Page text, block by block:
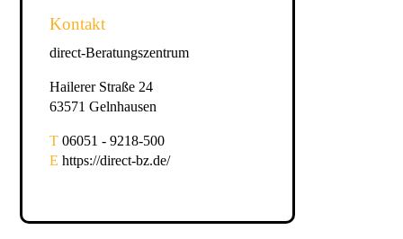
Kontakt
direct-Beratungszentrum
Hailerer Straße 24
63571 Gelnhausen
T 06051 - 9218-500
Ehttps://direct-bz.de/